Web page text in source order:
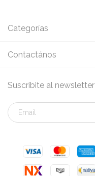
Categorías
Contactános
Suscribite al newsletter